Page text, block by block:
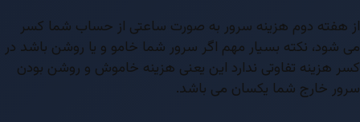
از هفته دوم هزینه سرور به صورت ساعتی از حساب شما کسر
می شود، نکته بسیار مهم اگر سرور شما خامو و یا روشن باشد در
کسر هزینه تفاوتی ندارد این یعنی هزینه خاموش و روشن بودن
سرور خارج شما یکسان می باشد.